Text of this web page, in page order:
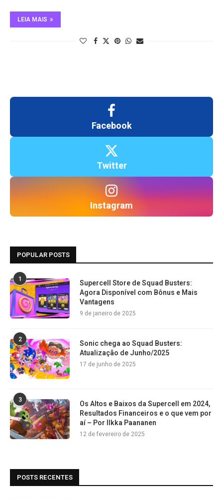
LEIA MAIS
Facebook
Twitter
Instagram
POPULAR POSTS
1
Supercell Store de Squad Busters:
Agora Disponível com Bônus e Mais
Vantagens
9 de janeiro de 2025
2
Sonic chega ao Squad Busters:
Atualização de Junho/2025
17 de junho de 2025
3
Os Altos e Baixos da Supercell em 2024,
Resultados Financeiros e o que vem por
aí – Por Ilkka Paananen
12 de fevereiro de 2025
POSTS RECENTES